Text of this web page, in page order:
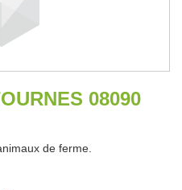
08090
de ferme.